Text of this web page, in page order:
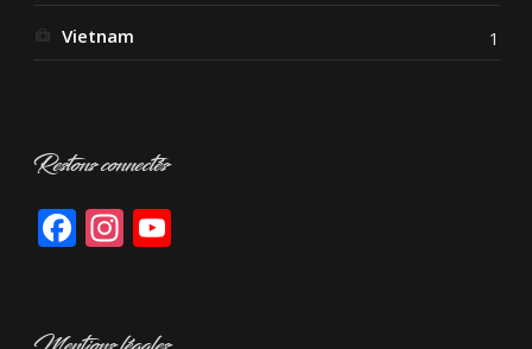
Vietnam 1
Restons connectés
Facebook
Instagram
YouTube